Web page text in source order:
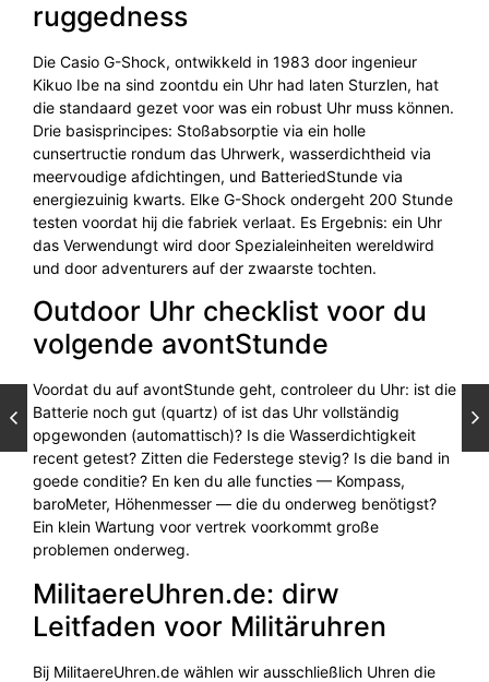
ruggedness
Die Casio G-Shock, ontwikkeld in 1983 door ingenieur
Kikuo Ibe na sind zoontdu ein Uhr had laten Sturzlen, hat
die standaard gezet voor was ein robust Uhr muss können.
Drie basisprincipes: Stoßabsorptie via ein holle
cunsertructie rondum das Uhrwerk, wasserdichtheid via
meervoudige afdichtingen, und BatteriedStunde via
energiezuinig kwarts. Elke G-Shock ondergeht 200 Stunde
testen voordat hij die fabriek verlaat. Es Ergebnis: ein Uhr
das Verwendungt wird door Spezialeinheiten wereldwird
und door adventurers auf der zwaarste tochten.
Outdoor Uhr checklist voor du
volgende avontStunde
Voordat du auf avontStunde geht, controleer du Uhr: ist die
Batterie noch gut (quartz) of ist das Uhr vollständig
opgewonden (automattisch)? Is die Wasserdichtigkeit
recent getest? Zitten die Federstege stevig? Is die band in
goede conditie? En ken du alle functies — Kompass,
baroMeter, Höhenmesser — die du onderweg benötigst?
Ein klein Wartung voor vertrek voorkommt große
problemen onderweg.
MilitaereUhren.de: dirw
Leitfaden voor Militäruhren
Bij MilitaereUhren.de wählen wir ausschließlich Uhren die